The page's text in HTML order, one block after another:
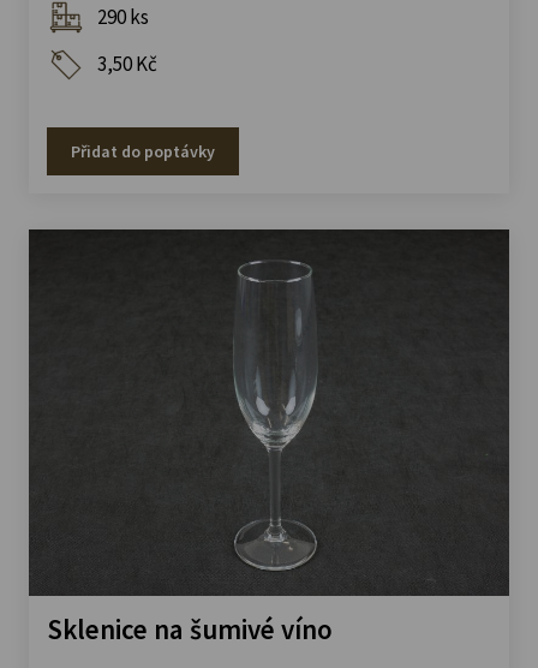
290 ks
3,50 Kč
Přidat do poptávky
Sklenice na šumivé víno